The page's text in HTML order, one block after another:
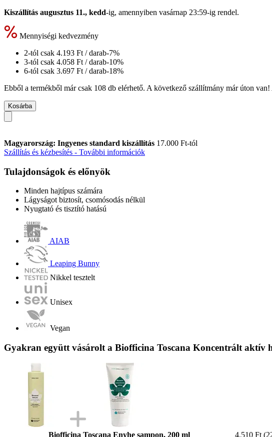
Kiszállítás augusztus 11., kedd-ig, amennyiben vasárnap 23:59-ig rendel.
Mennyiségi kedvezmény
2-tól csak 4.193 Ft / darab-7%
3-tól csak 4.058 Ft / darab-10%
6-tól csak 3.697 Ft / darab-18%
Ebből a termékből már csak 108 db elérhető. A következő szállítmány már úton
Kosárba
Magyarország: Ingyenes standard kiszállítás 17.000 Ft-tól
Szállítás és kézbesítés - További információk
Tulajdonságok és előnyök
Minden hajtípus számára
Lágyságot biztosít, csomósodás nélkül
Nyugtató és tisztító hatású
AIAB
Leaping Bunny
Nikkel tesztelt
Unisex
Vegan
Gyakran együtt vásárolt a Biofficina Toscana Koncentrált aktív
Biofficina Toscana Enyhe sampon, 200 ml 4.510 Ft